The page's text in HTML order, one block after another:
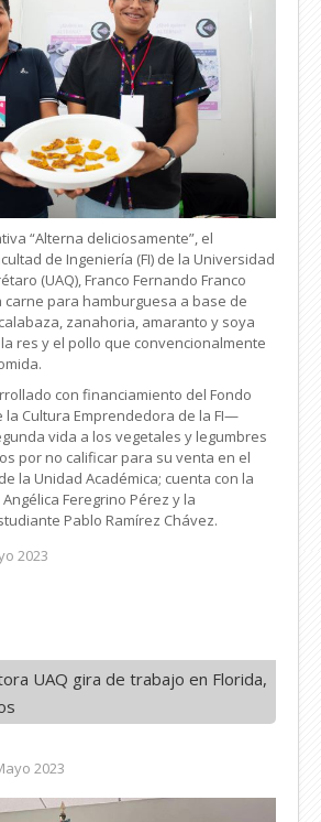
“Alterna deliciosamente”, el
de Ingeniería (FI) de la Universidad
(UAQ), Franco Fernando Franco
carne para hamburguesa a base de
zanahoria, amaranto y soya
res y el pollo que convencionalmente
con financiamiento del Fondo
la Cultura Emprendedora de la FI—
vida a los vegetales y legumbres
por no calificar para su venta en el
la Unidad Académica; cuenta con la
Feregrino Pérez y la
Pablo Ramírez Chávez.
2023
UAQ gira de trabajo en Florida,
2023